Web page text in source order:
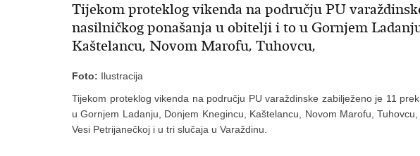
Tijekom proteklog vikenda na području PU
nasilničkog ponašanja u obitelji i to u Gornjem
Kaštelancu, Novom Marofu, Tuhovcu,
Foto: Ilustracija
Tijekom proteklog vikenda na području PU varaždinske zabilježeno je 11
u Gornjem Ladanju, Donjem Knegincu, Kaštelancu, Novom Marofu,
Vesi Petrijanečkoj i u tri slučaja u Varaždinu.